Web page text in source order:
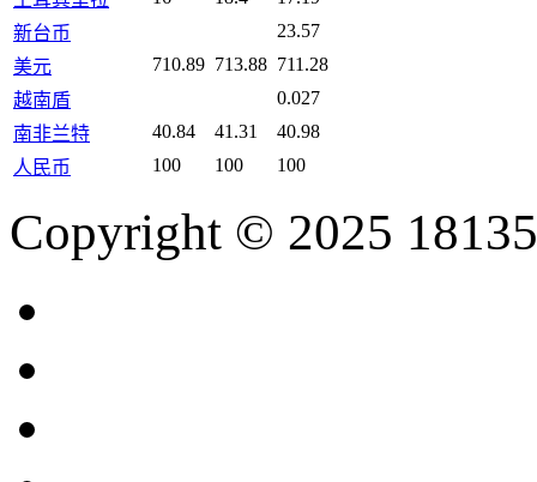
新台币
23.57
美元
710.89 713.88 711.28
越南盾
0.027
南非兰特
40.84 41.31
40.98
人民币
100 100 100
Copyright © 2025